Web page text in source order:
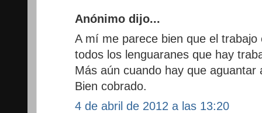
Anónimo dijo...
A mí me parece bien que el
todos los lenguaranes que hay
Más aún cuando hay que aguantar
Bien cobrado.
4 de abril de 2012 a las 13:20